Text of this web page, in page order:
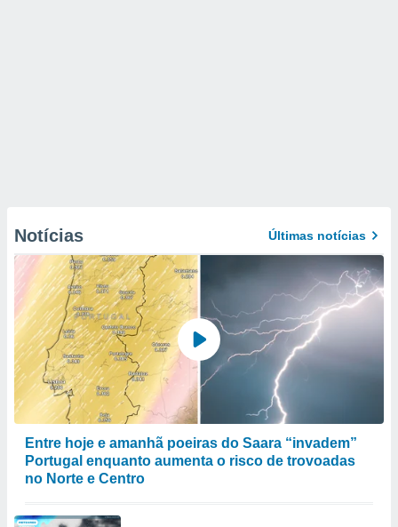
Notícias Últimas notícias
Entre hoje e amanhã poeiras do Saara “invadem”
Portugal enquanto aumenta o risco de trovoadas
no Norte e Centro